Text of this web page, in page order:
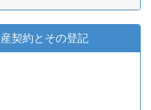
契約とその登記